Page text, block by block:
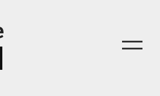
Sie ein